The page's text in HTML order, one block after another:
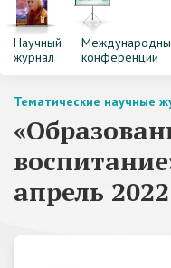
Научный
журнал
конференции
Тематические научные
апрель 2022